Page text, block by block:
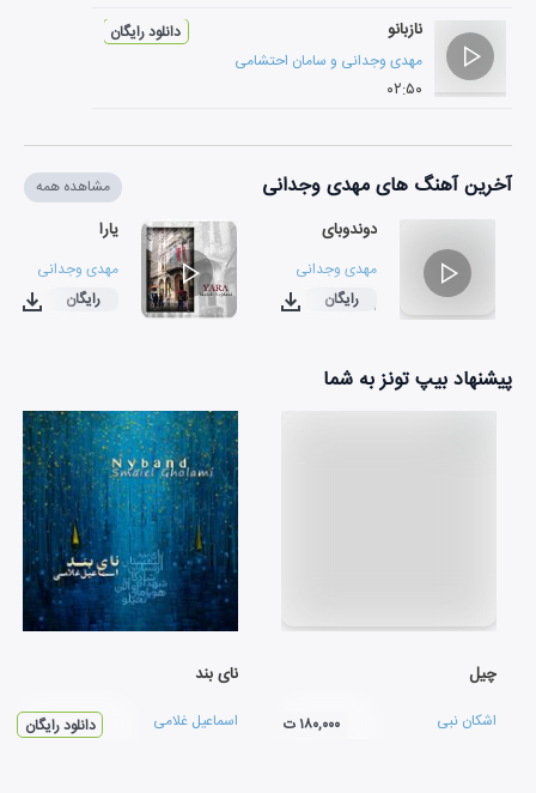
نازبانو
مهدی وجدانی و سامان احتشامی
۰۲:۵۰
دانلود رایگان
آخرین آهنگ های مهدی وجدانی مشاهده همه
دوندوبای
مهدی وجدانی
۰۳:۴۱رایگان
یارا
مهدی وجدانی
۰۲:۱۶
رایگان
پیشنهاد بیپ تونز به شما
چیل
اشکان نبی ۱۸۰,۰۰۰ ت
نای بند
اسماعیل غلامی دانلود رایگان